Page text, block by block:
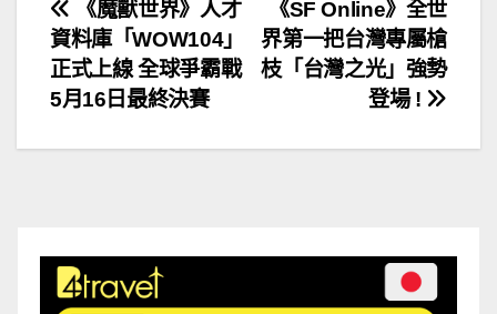
文
章
導
覽
《SF Online》全世
界第一把台灣專屬槍
枝「台灣之光」強勢
登場 !
《魔獸世界》人才
資料庫「WOW104」
正式上線 全球爭霸戰
5月16日最終決賽